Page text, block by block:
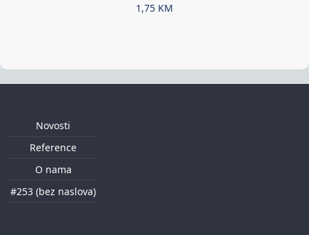
1,75 KM
Novosti
Reference
O nama
#253 (bez naslova)